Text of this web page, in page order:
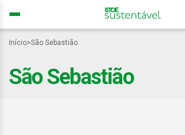
Início>São Sebastião
São Sebastião